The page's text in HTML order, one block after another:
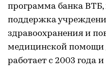
программа банка
поддержка
здравоохранения и
медицинской помощи
работает с 2003 года